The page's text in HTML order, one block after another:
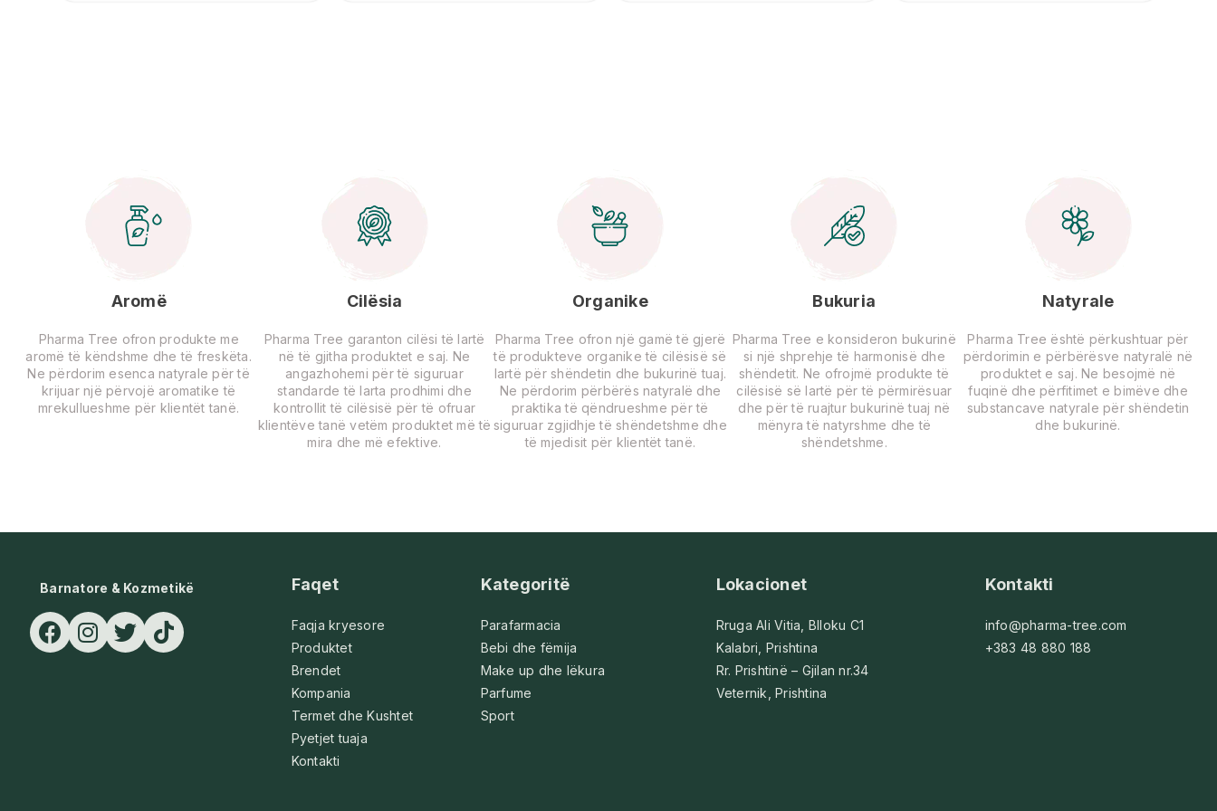
Aromë
Pharma Tree ofron produkte me
aromë të këndshme dhe të freskëta.
Ne përdorim esenca natyrale për të
krijuar një përvojë aromatike të
mrekullueshme për klientët tanë.
Cilësia
Pharma Tree garanton cilësi të lartë
në të gjitha produktet e saj. Ne
angazhohemi për të siguruar
standarde të larta prodhimi dhe
kontrollit të cilësisë për të ofruar
klientëve tanë vetëm produktet më të
mira dhe më efektive.
Organike
Pharma Tree ofron një gamë të gjerë
të produkteve organike të cilësisë së
lartë për shëndetin dhe bukurinë tuaj.
Ne përdorim përbërës natyralë dhe
praktika të qëndrueshme për të
siguruar zgjidhje të shëndetshme dhe
të mjedisit për klientët tanë.
Bukuria
Pharma Tree e konsideron bukurinë
si një shprehje të harmonisë dhe
shëndetit. Ne ofrojmë produkte të
cilësisë së lartë për të përmirësuar
dhe për të ruajtur bukurinë tuaj në
mënyra të natyrshme dhe të
shëndetshme.
Natyrale
Pharma Tree është përkushtuar për
përdorimin e përbërësve natyralë në
produktet e saj. Ne besojmë në
fuqinë dhe përfitimet e bimëve dhe
substancave natyrale për shëndetin
dhe bukurinë.
Barnatore & Kozmetikë Faqet
Faqja kryesore
Produktet
Brendet
Kompania
Termet dhe Kushtet
Pyetjet tuaja
Kontakti
Kategoritë
Parafarmacia
Bebi dhe fëmija
Make up dhe lëkura
Parfume
Sport
Lokacionet
Rruga Ali Vitia, Blloku C1
Kalabri, Prishtina
Rr. Prishtinë – Gjilan nr.34
Veternik, Prishtina
Kontakti
info@pharma-tree.com
+383 48 880 188